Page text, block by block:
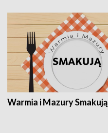
Warmia i Mazury Smakują